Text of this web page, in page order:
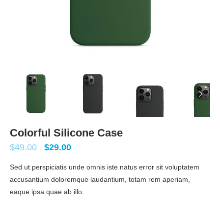
Colorful Silicone Case
$49.00 $29.00
Sed ut perspiciatis unde omnis iste natus error sit voluptatem
accusantium doloremque laudantium, totam rem aperiam,
eaque ipsa quae ab illo.